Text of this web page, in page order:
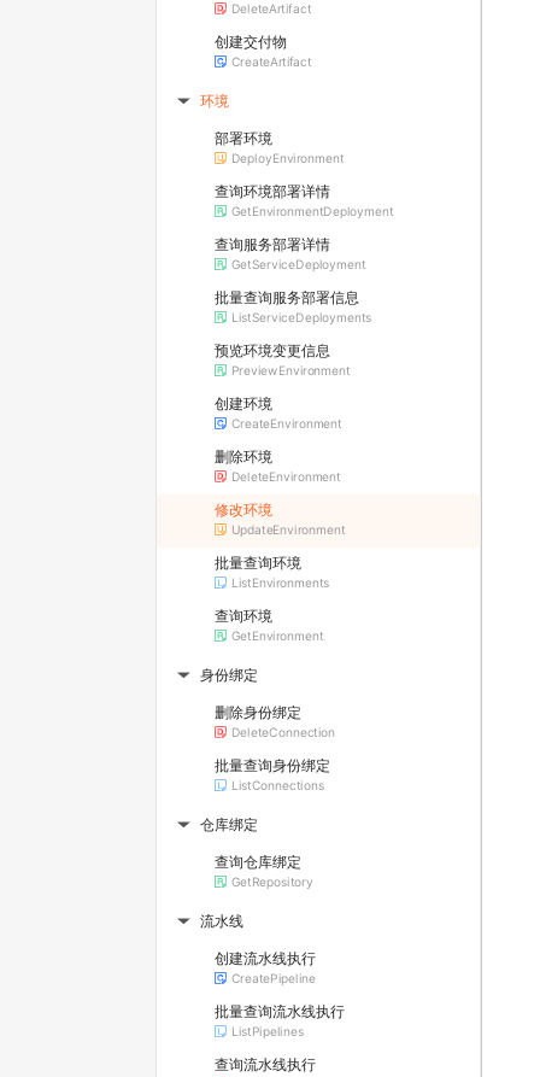
DeleteArtifact
创建交付物
CreateArtifact
▶ 环境
部署环境
DeployEnvironment
查询环境部署详情
GetEnvironmentDeployment
查询服务部署详情
GetServiceDeployment
批量查询服务部署信息
ListServiceDeployments
预览环境变更信息
PreviewEnvironment
创建环境
CreateEnvironment
删除环境
DeleteEnvironment
修改环境
UpdateEnvironment
批量查询环境
ListEnvironments
查询环境
GetEnvironment
▶ 身份绑定
删除身份绑定
DeleteConnection
批量查询身份绑定
ListConnections
▶ 仓库绑定
查询仓库绑定
GetRepository
▶ 流水线
创建流水线执行
CreatePipeline
批量查询流水线执行
ListPipelines
查询流水线执行